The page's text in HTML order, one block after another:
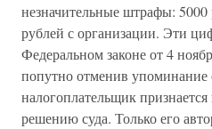
незначительные штрафы:
рублей с организации. Эти
Федеральном законе от 4
попутно отменив упоминание
налогоплательщик
решению суда. Только его